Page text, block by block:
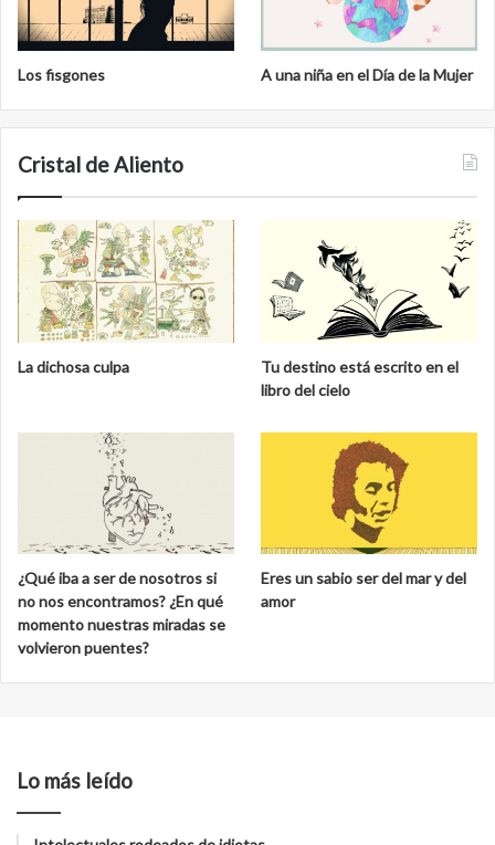
Los fisgones A una niña en el Día de la Mujer
Cristal de Aliento
La dichosa culpa
Tu destino está escrito en el
libro del cielo
¿Qué iba a ser de nosotros si
no nos encontramos? ¿En qué
momento nuestras miradas se
volvieron puentes?
Eres un sabio ser del mar y del
amor
Lo más leído